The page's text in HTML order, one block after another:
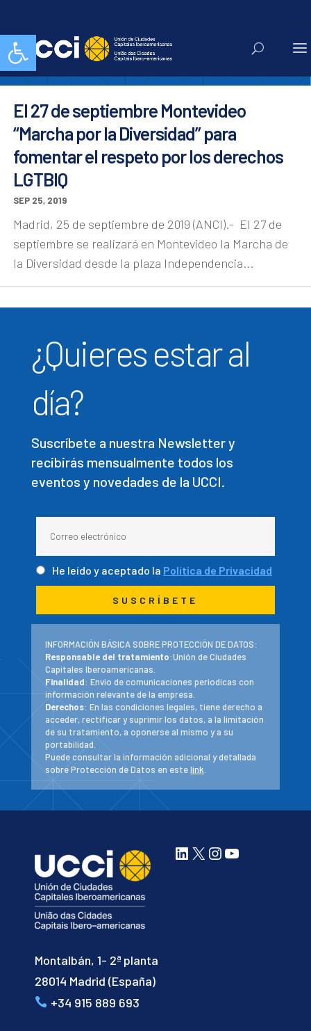
Abrir barra de herramientas
bisexualidad
El 27 de septiembre Montevideo
“Marcha por la Diversidad” para
fomentar el respeto por los derechos
LGTBIQ
SEP 25, 2019
Madrid, 25 de septiembre de 2019 (ANCI).- El 27 de
septiembre se realizará en Montevideo la Marcha de
la Diversidad desde la plaza Independencia...
¿Quieres estar al
día?
Suscríbete a nuestra Newsletter y
recibirás mensualmente todos los
eventos y novedades de la UCCI.
He leído y aceptado la Política de Privacidad
INFORMACIÓN BÁSICA SOBRE PROTECCIÓN DE DATOS:
Responsable del tratamiento:Unión de Ciudades
Capitales Iberoamericanas.
Finalidad: Envío de comunicaciones periodicas con
información relevante de la empresa.
Derechos: En las condiciones legales, tiene derecho a
acceder, rectificar y suprimir los datos, a la limitación
de su tratamiento, a oponerse al mismo y a su
portabilidad.
Puede consultar la información adicional y detallada
sobre Protección de Datos en estelink
Montalbán, 1- 2ª planta
28014 Madrid (España)
+34 915 889 693
LinkedIn
X Instagram
YouTube